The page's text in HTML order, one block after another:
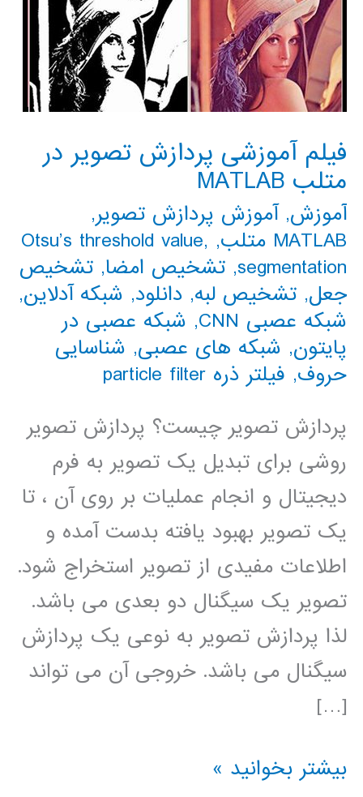
فیلم آموزشی پردازش تصویر در
متلب MATLAB
آموزش,آموزش پردازش تصویر,
MATLAB متلب
,
Otsu’s threshold value,
segmentation
, تشخیص امضا, تشخیص
جعل, تشخیص لبه, دانلود, شبکه آدلاین,
شبکه عصبی CNN
, شبکه عصبی در
پایتون, شبکه های عصبی, شناسایی
حروف, فیلتر ذره particle filter
پردازش تصویر چیست؟ پردازش تصویر
روشی برای تبدیل یک تصویر به فرم
دیجیتال و انجام عملیات بر روی آن ، تا
یک تصویر بهبود یافته بدست آمده و
اطلاعات مفیدی از تصویر استخراج شود.
تصویر یک سیگنال دو بعدی می باشد.
لذا پردازش تصویر به نوعی یک پردازش
سیگنال می باشد. خروجی آن می تواند
[…]
فیلم
بیشتر بخوانید »